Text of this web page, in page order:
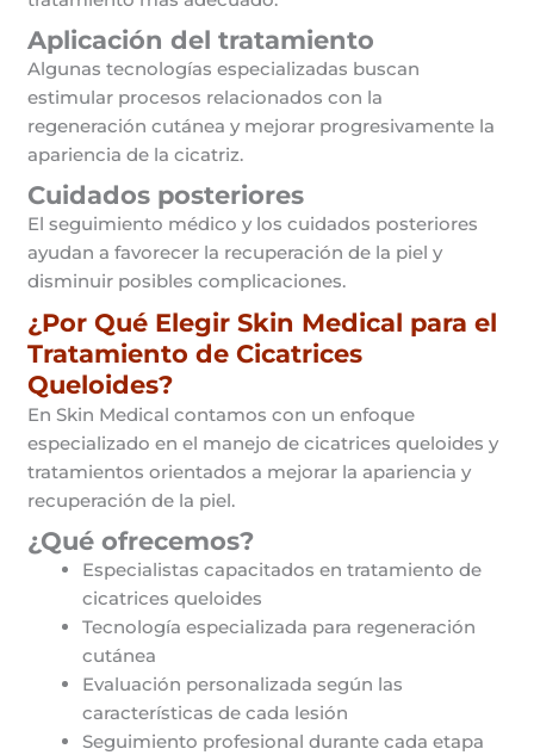
Aplicación del tratamiento
Algunas tecnologías especializadas buscan
estimular procesos relacionados con la
regeneración cutánea y mejorar progresivamente la
apariencia de la cicatriz.
Cuidados posteriores
El seguimiento médico y los cuidados posteriores
ayudan a favorecer la recuperación de la piel y
disminuir posibles complicaciones.
¿Por Qué Elegir Skin Medical para el
Tratamiento de Cicatrices
Queloides?
En Skin Medical contamos con un enfoque
especializado en el manejo de cicatrices queloides y
tratamientos orientados a mejorar la apariencia y
recuperación de la piel.
¿Qué ofrecemos?
Especialistas capacitados en tratamiento de
cicatrices queloides
Tecnología especializada para regeneración
cutánea
Evaluación personalizada según las
características de cada lesión
Seguimiento profesional durante cada etapa